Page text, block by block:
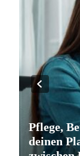
Pflege,
deinen